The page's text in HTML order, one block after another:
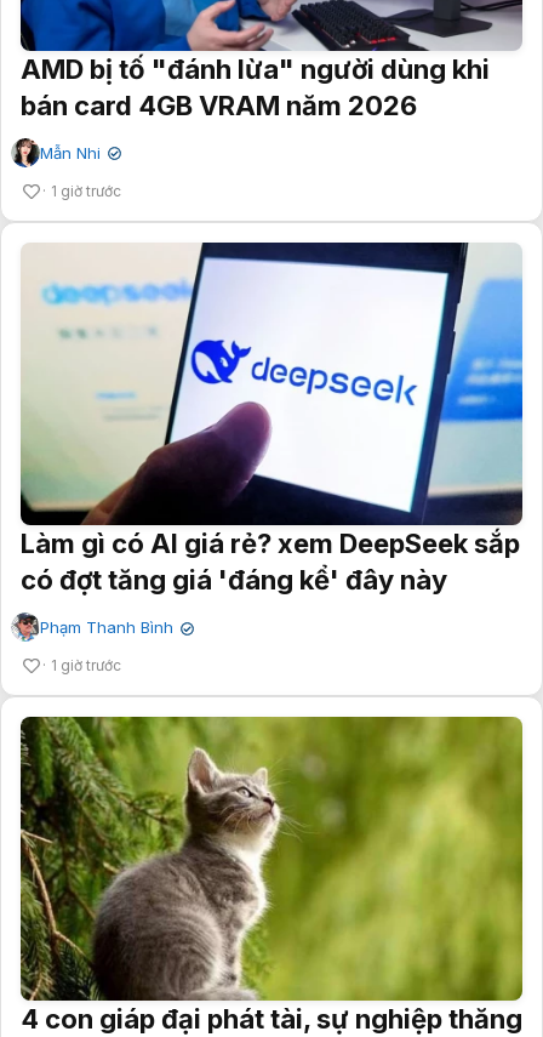
AMD bị tố "đánh lừa" người dùng khi
bán card 4GB VRAM năm 2026
Mẫn Nhi ✔
1 giờ trước
Làm gì có AI giá rẻ? xem DeepSeek sắp
có đợt tăng giá 'đáng kể' đây này
Phạm Thanh Bình ✔
1 giờ trước
4 con giáp đại phát tài, sự nghiệp thăng